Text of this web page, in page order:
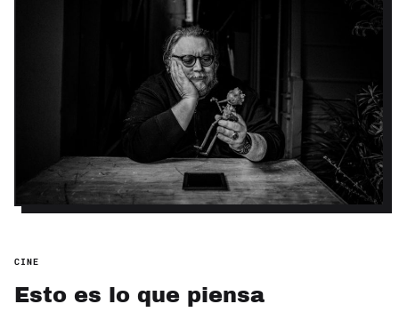
CINE
Esto es lo que piensa